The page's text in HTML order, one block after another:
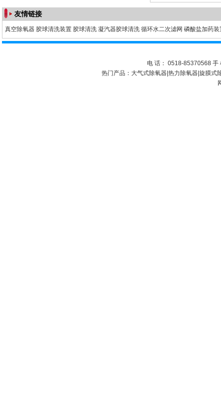
友情链接
真空除氧器 胶球清洗装置 胶球清洗 凝汽器胶球清洗 循环水二次滤网 磷酸盐加药装
电 话： 0518-85370568
热门产品： 大气式除氧器 热力除氧器 旋膜式